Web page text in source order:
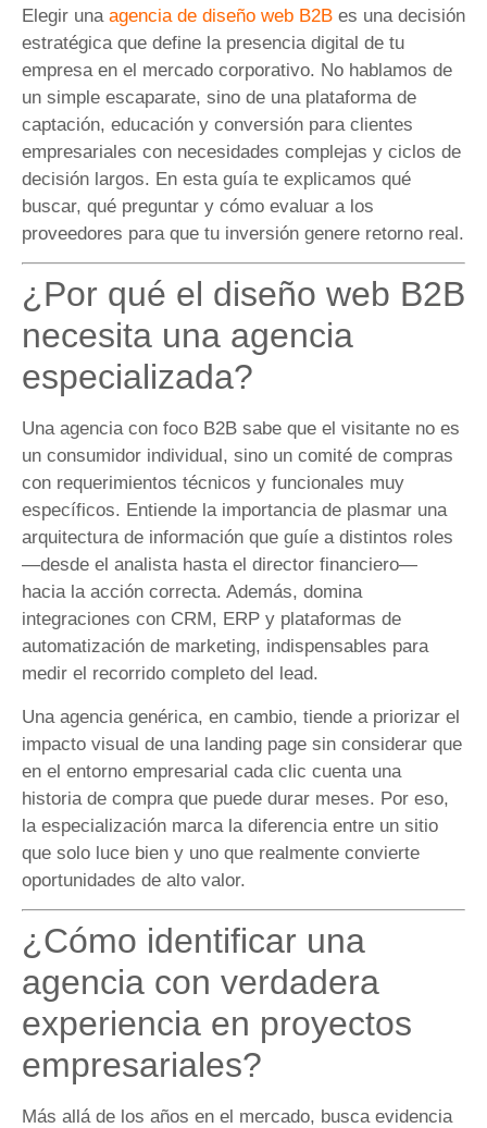
Elegir una agencia de diseño web B2B es una decisión
estratégica que define la presencia digital de tu
empresa en el mercado corporativo. No hablamos de
un simple escaparate, sino de una plataforma de
captación, educación y conversión para clientes
empresariales con necesidades complejas y ciclos de
decisión largos. En esta guía te explicamos qué
buscar, qué preguntar y cómo evaluar a los
proveedores para que tu inversión genere retorno real.
¿Por qué el diseño web B2B
necesita una agencia
especializada?
Una agencia con foco B2B sabe que el visitante no es
un consumidor individual, sino un comité de compras
con requerimientos técnicos y funcionales muy
específicos. Entiende la importancia de plasmar una
arquitectura de información que guíe a distintos roles
—desde el analista hasta el director financiero—
hacia la acción correcta. Además, domina
integraciones con CRM, ERP y plataformas de
automatización de marketing, indispensables para
medir el recorrido completo del lead.
Una agencia genérica, en cambio, tiende a priorizar el
impacto visual de una landing page sin considerar que
en el entorno empresarial cada clic cuenta una
historia de compra que puede durar meses. Por eso,
la especialización marca la diferencia entre un sitio
que solo luce bien y uno que realmente convierte
oportunidades de alto valor.
¿Cómo identificar una
agencia con verdadera
experiencia en proyectos
empresariales?
Más allá de los años en el mercado, busca evidencia